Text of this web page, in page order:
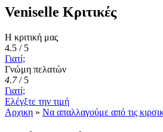
Veniselle Κριτικές
Η κριτική μας
4.5 / 5
Γιατί;
Γνώμη πελατών
4.7/ 5
Γιατί;
Ελέγξτε την τιμή
Αρχικη » Να απαλλαγούμε από τις